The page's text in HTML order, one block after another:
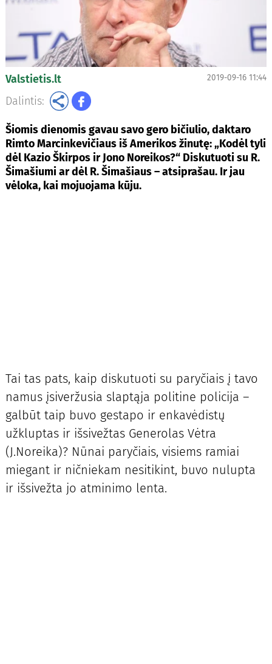
Valstietis.lt 2019-09-16 11:44
Dalintis:
Šiomis dienomis gavau savo gero bičiulio, daktaro
Rimto Marcinkevičiaus iš Amerikos žinutę: „Kodėl tyli
dėl Kazio Škirpos ir Jono Noreikos?“ Diskutuoti su R.
Šimašiumi ar dėl R. Šimašiaus – atsiprašau. Ir jau
vėloka, kai mojuojama kūju.
Tai tas pats, kaip diskutuoti su paryčiais į tavo
namus įsiveržusia slaptąja politine policija –
galbūt taip buvo gestapo ir enkavėdistų
užkluptas ir išsivežtas Generolas Vėtra
(J.Noreika)? Nūnai paryčiais, visiems ramiai
miegant ir ničniekam nesitikint, buvo nulupta
ir išsivežta jo atminimo lenta.